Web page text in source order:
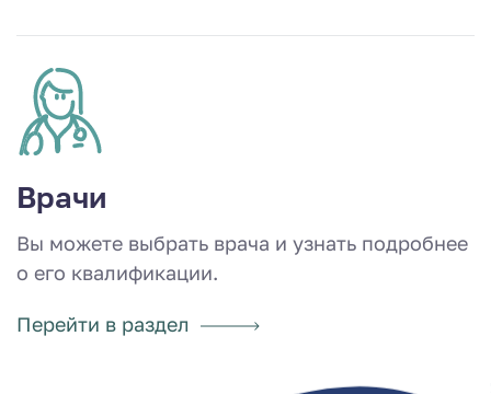
Врачи
Вы можете выбрать врача и узнать подробнее
о его квалификации.
Перейти в раздел